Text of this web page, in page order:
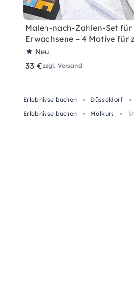
Malen-nach-Zahlen-Set für
Erwachsene – 4 Motive für
Neu
33 €zzgl. Versand
Erlebnisse buchen Düsseldorf
Erlebnisse buchen
Malkurs